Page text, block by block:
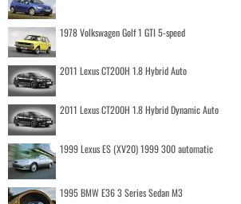
1978 Volkswagen Golf 1 GTI 5-speed
2011 Lexus CT200H 1.8 Hybrid Auto
2011 Lexus CT200H 1.8 Hybrid Dynamic Auto
1999 Lexus ES (XV20) 1999 300 automatic
1995 BMW E36 3 Series Sedan M3